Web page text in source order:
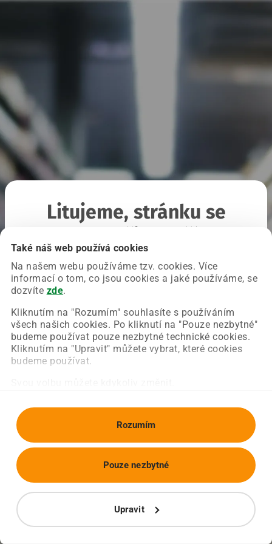
Také náš web používá cookies
Na našem webu používáme tzv. cookies. Více
informací o tom, co jsou cookies a jaké používáme, se
dozvíte zde.
Kliknutím na "Rozumím" souhlasíte s používáním
všech našich cookies. Po kliknutí na "Pouze nezbytné"
budeme používat pouze nezbytné technické cookies.
Kliknutím na "Upravit" můžete vybrat, které cookies
budeme používat.
Rozumím
Upravit
Pouze nezbytné
Litujeme, stránku se
Chyba nastala na naší straně a už ji opravujeme.
Zkuste prosím znovu načíst požadovanou stránku.
Obnovit stránku Úvodní strana